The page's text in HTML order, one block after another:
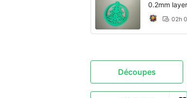
0.2mm
 02h
Découpes